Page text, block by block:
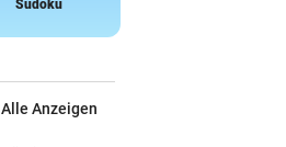
Sudoku
Alle Anzeigen